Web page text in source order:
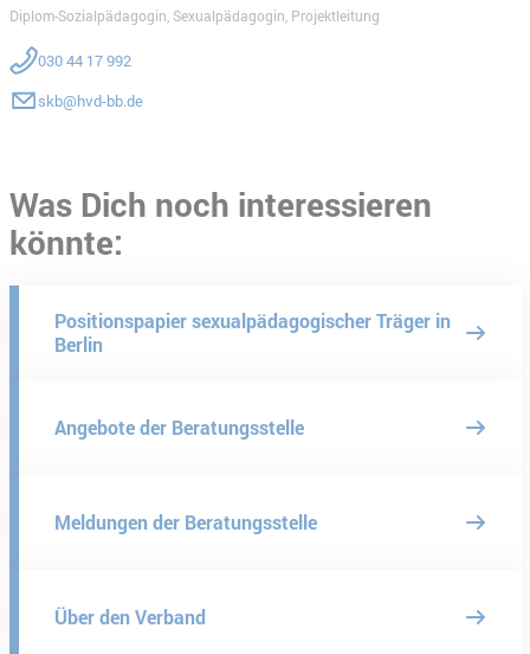
Diplom-Sozialpädagogin, Sexualpädagogin, Projektleitung
030 44 17 992
skb@hvd-bb.de
Was Dich noch interessieren
könnte:
Positionspapier sexualpädagogischer Träger in
Berlin
Angebote der Beratungsstelle
Meldungen der Beratungsstelle
Über den Verband